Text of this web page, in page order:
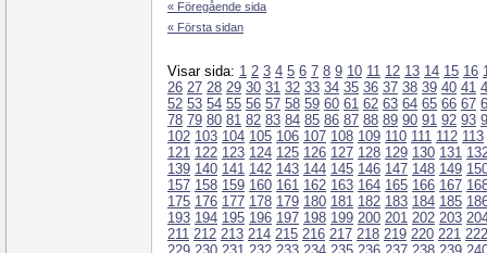
« Föregående sida
« Första sidan
Visar sida: 1 2 3 4 5 6 7 8 9 10 11 12 13 14 15 16
26 27 28 29 30 31 32 33 34 35 36 37 38 39 40 41
52 53 54 55 56 57 58 59 60 61 62 63 64 65 66 67
78 79 80 81 82 83 84 85 86 87 88 89 90 91 92 93
102 103 104 105 106 107 108 109 110 111 112 113
121 122 123 124 125 126 127 128 129 130 131
139 140 141 142 143 144 145 146 147 148 149
157 158 159 160 161 162 163 164 165 166 167
175 176 177 178 179 180 181 182 183 184 185
193 194 195 196 197 198 199 200 201 202 203
211 212 213 214 215 216 217 218 219 220 221 222